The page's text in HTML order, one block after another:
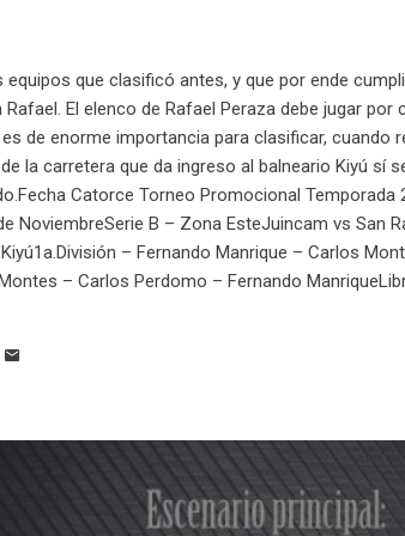
equipos que clasificó antes, y que por ende
Rafael. El elenco de Rafael Peraza debe jugar
de enorme importancia para clasificar, cuando
la carretera que da ingreso al balneario Kiyú sí
Catorce Torneo Promocional Temporada
NoviembreSerie B – Zona EsteJuincam vs San
– Fernando Manrique – Carlos
– Carlos Perdomo – Fernando